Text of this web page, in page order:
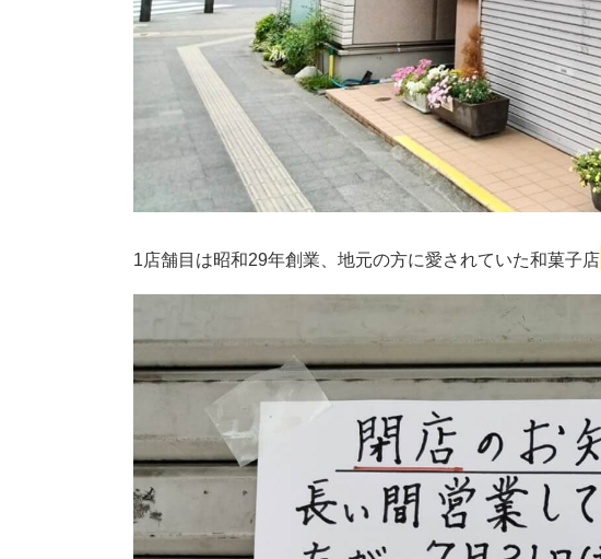
1店舗目は昭和29年創業、地元の方に愛されていた和菓子店